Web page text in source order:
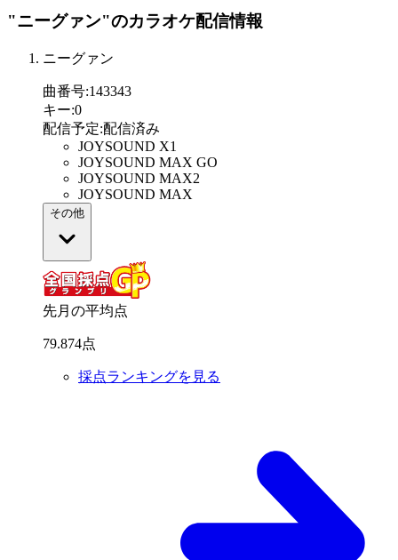
"ニーグァン"のカラオケ配信情報
ニーグァン
曲番号:143343
キー:0
配信予定:配信済み
JOYSOUND X1
JOYSOUND MAX GO
JOYSOUND MAX2
JOYSOUND MAX
その他
先月の平均点
79.874点
採点ランキングを見る